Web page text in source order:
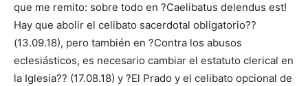
que me remito: sobre todo en ?Caelibatus delendus est!
Hay que abolir el celibato sacerdotal obligatorio??
(13.09.18), pero también en ?Contra los abusos
eclesiásticos, es necesario cambiar el estatuto clerical en
la Iglesia?? (17.08.18) y ?El Prado y el celibato opcional de